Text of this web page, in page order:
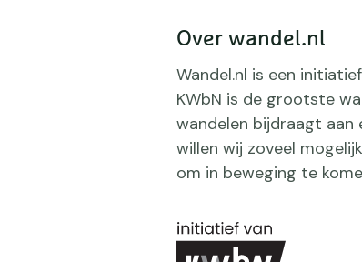
Over wandel.nl
Wandel.nl is een
KWbN is de grootste
wandelen bijdraagt aan
willen wij zoveel
om in beweging te